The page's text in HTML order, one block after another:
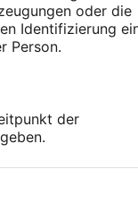
oder die
Identifizierung
Person.
der